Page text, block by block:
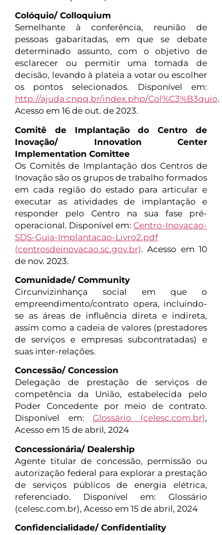
Colóquio/ Colloquium
Semelhante à conferência, reunião de
pessoas gabaritadas, em que se debate
determinado assunto, com o objetivo de
esclarecer ou permitir uma tomada de
decisão, levando à plateia a votar ou escolher
os pontos selecionados. Disponível em:
http://ajuda.cnpq.br/index.php/Col%C3%B3quio.
Acesso em 16 de out. de 2023.
Comitê de Implantação do Centro de
Inovação/ Innovation Center
Implementation Comittee
Os Comitês de Implantação dos Centros de
Inovação são os grupos de trabalho formados
em cada região do estado para articular e
executar as atividades de implantação e
responder pelo Centro na sua fase pré-
operacional. Disponível em: Centro-Inovacao-
SDS-Guia-Implantacao-Livro2.pdf
(centrosdeinovacao.sc.gov.br). Acesso em 10
de nov. 2023.
Comunidade/ Community
Circunvizinhança social em que o
empreendimento/contrato opera, incluindo-
se as áreas de influência direta e indireta,
assim como a cadeia de valores (prestadores
de serviços e empresas subcontratadas) e
suas inter-relações.
Concessão/ Concession
Delegação de prestação de serviços de
competência da União, estabelecida pelo
Poder Concedente por meio de contrato.
Disponível em: Glossário (celesc.com.br),
Acesso em 15 de abril, 2024
Concessionária/ Dealership
Agente titular de concessão, permissão ou
autorização federal para explorar a prestação
de serviços públicos de energia elétrica,
referenciado. Disponível em: Glossário
(celesc.com.br), Acesso em 15 de abril, 2024
Confidencialidade/ Confidentiality